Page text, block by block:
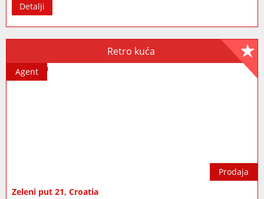
Detalji
Retro kuća
Prodaja
Agent
Zeleni put 21, Croatia